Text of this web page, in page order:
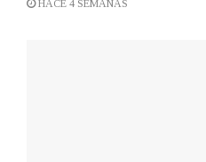
HACE 4 SEMANAS